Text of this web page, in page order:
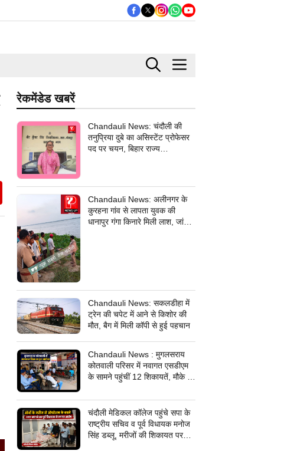
रेकमेंडेड खबरें
Chandauli News: चंदौली की
तनुप्रिया दुबे का असिस्टेंट प्रोफेसर
पद पर चयन, बिहार राज्य
Chandauli News: अलीनगर के
कुरहना गांव से लापता युवक की
धानापुर गंगा किनारे मिली लाश, जांच में
Chandauli News: सकलडीहा में
ट्रेन की चपेट में आने से किशोर की
मौत, बैग में मिली कॉपी से हुई पहचान
Chandauli News : मुगलसराय
कोतवाली परिसर में नवागत एसडीएम
के सामने पहुंचीं 12 शिकायतें, मौके पर
तीन मामलों का निस्तारण
चंदौली मेडिकल कॉलेज पहुंचे सपा के
राष्ट्रीय सचिव व पूर्व विधायक मनोज
सिंह डब्लू, मरीजों की शिकायत पर